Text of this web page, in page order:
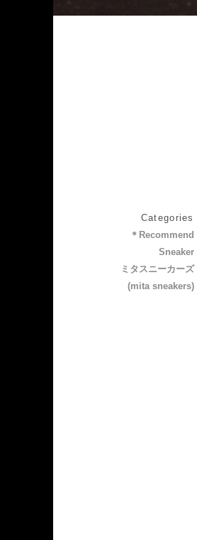
Categories
＊Recommend
Sneaker
ミタスニーカーズ
(mita sneakers)